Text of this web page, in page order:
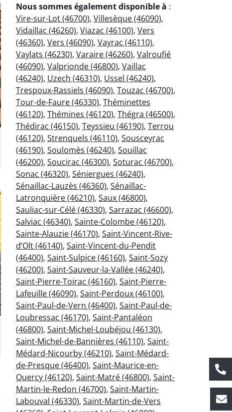
Nous sommes également disponible à :
Vire-sur-Lot (46700), Villesèque (46090),
Vidaillac (46260), Viazac (46100), Vers
(46360), Vers (46090), Vayrac (46110),
Vaylats (46230), Varaire (46260), Valroufié
(46090), Valprionde (46800), Vaillac
(46240), Uzech (46310), Ussel (46240),
Trespoux-Rassiels (46090), Touzac (46700),
Tour-de-Faure (46330), Théminettes
(46120), Thémines (46120), Thégra (46500),
Thédirac (46150), Teyssieu (46190), Terrou
(46120), Strenquels (46110), Sousceyrac
(46190), Soulomès (46240), Souillac
(46200), Soucirac (46300), Soturac (46700),
Sonac (46320), Séniergues (46240),
Sénaillac-Lauzès (46360), Sénaillac-
Latronquière (46210), Saux (46800),
Sauliac-sur-Célé (46330), Sarrazac (46600),
Salviac (46340), Sainte-Colombe (46120),
Sainte-Alauzie (46170), Saint-Vincent-Rive-
d’Olt (46140), Saint-Vincent-du-Pendit
(46400), Saint-Sulpice (46160), Saint-Sozy
(46200), Saint-Sauveur-la-Vallée (46240),
Saint-Pierre-Toirac (46160), Saint-Pierre-
Lafeuille (46090), Saint-Perdoux (46100),
Saint-Paul-de-Vern (46400), Saint-Paul-de-
Loubressac (46170), Saint-Pantaléon
(46800), Saint-Michel-Loubéjou (46130),
Saint-Michel-de-Bannières (46110), Saint-
Médard-Nicourby (46210), Saint-Médard-
de-Presque (46400), Saint-Maurice-en-
Quercy (46120), Saint-Matré (46800), Saint-
Martin-le-Redon (46700), Saint-Martin-
Labouval (46330), Saint-Martin-de-Vers